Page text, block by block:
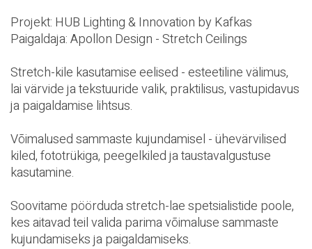
Projekt: HUB Lighting & Innovation by Kafkas
Paigaldaja:Apollon Design - Stretch Ceilings
Stretch-kile kasutamise eelised - esteetiline välimus,
lai värvide ja tekstuuride valik, praktilisus, vastupidavus
ja paigaldamise lihtsus.
Võimalused sammaste kujundamisel - ühevärvilised
kiled, fototrükiga, peegelkiled ja taustavalgustuse
kasutamine.
Soovitame pöörduda stretch-lae spetsialistide poole,
kes aitavad teil valida parima võimaluse sammaste
kujundamiseks ja paigaldamiseks.